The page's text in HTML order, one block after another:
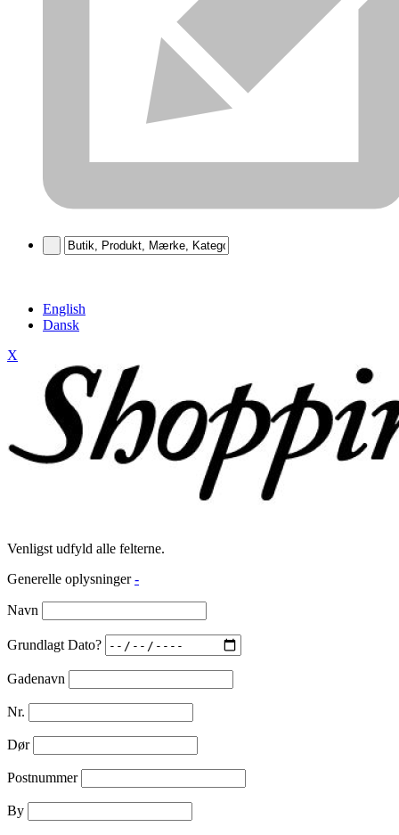
English
Dansk
X
Venligst udfyld alle felterne.
Generelle oplysninger -
Navn
Grundlagt Dato?
Gadenavn
Nr.
Dør
Postnummer
By